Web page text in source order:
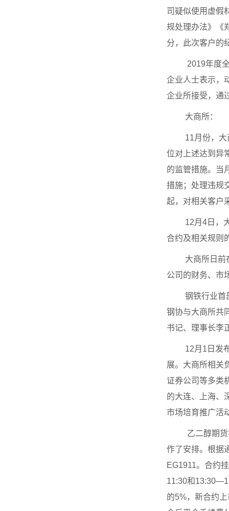
司疑似使用虚假
规处理办法》《
分，此次客户的
2019年度
企业人士表示，
企业所接受，通
大商所：
11月份，
位对上述达到异
的监管措施。当
措施；处理违规
起，对相关客户
12月4日，
合约及相关规则
大商所日前
公司的财务、市
钢铁行业首
钢协与大商所共
书记、理事长李
12月1日发
展。大商所相关
证券公司等多类
的大连、上海、
市场培育推广活
乙二醇期
作了安排。根据
EG1911。合约
11:30和
的5%，新合约